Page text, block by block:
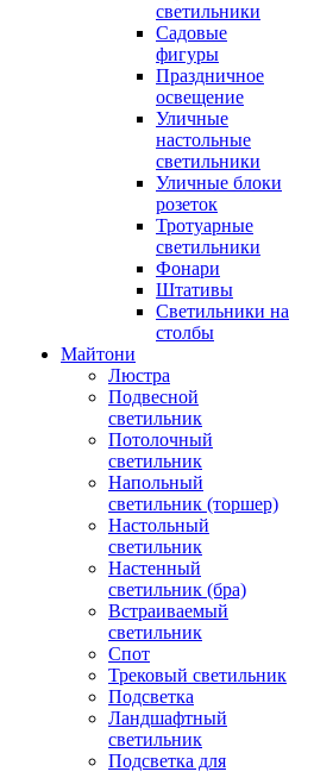
светильники
Садовые
фигуры
Праздничное
освещение
Уличные
настольные
светильники
Уличные блоки
розеток
Тротуарные
светильники
Фонари
Штативы
Светильники на
столбы
Майтони
Люстра
Подвесной
светильник
Потолочный
светильник
Напольный
светильник (торшер)
Настольный
светильник
Настенный
светильник (бра)
Встраиваемый
светильник
Спот
Трековый светильник
Подсветка
Ландшафтный
светильник
Подсветка для